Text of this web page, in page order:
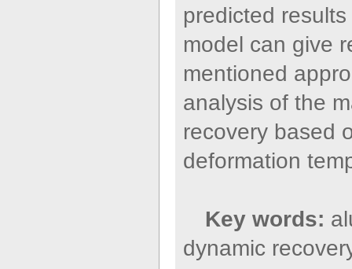
predicted
model can give
mentioned
analysis of the
recovery based
deformation
Key words:
dynamic